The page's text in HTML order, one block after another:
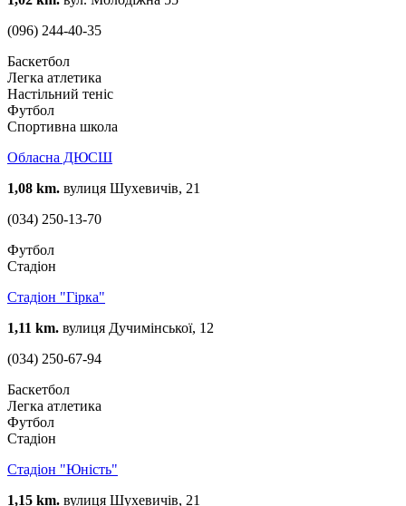
(096) 244-40-35
Баскетбол
Легка атлетика
Настільний теніс
Футбол
Спортивна школа
Обласна ДЮСШ
1,08 km. вулиця Шухевичів, 21
(034) 250-13-70
Футбол
Стадіон
Стадіон "Гірка"
1,11 km. вулиця Дучимінської, 12
(034) 250-67-94
Баскетбол
Легка атлетика
Футбол
Стадіон
Стадіон "Юність"
1,15 km. вулиця Шухевичів, 21